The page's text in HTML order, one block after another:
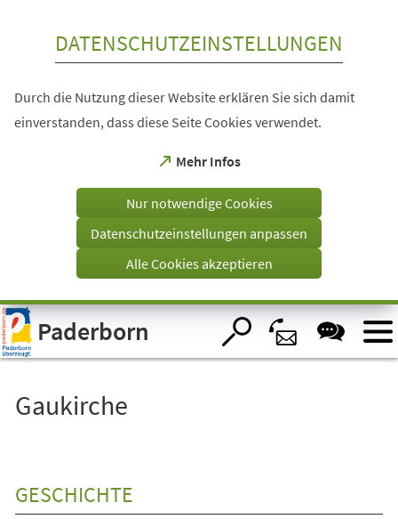
Visuelle
Assistenzsoftware
öffnen.
DATENSCHUTZEINSTELLUNGEN
Durch die Nutzung dieser Website erklären Sie sich damit
einverstanden, dass diese Seite Cookies verwendet.
Mehr Infos
(Öffnet
einem
Tab)
Nur notwendige Cookies
Datenschutzeinstellungen anpassen
Alle Cookies akzeptieren
Paderborn
Gaukirche
GESCHICHTE